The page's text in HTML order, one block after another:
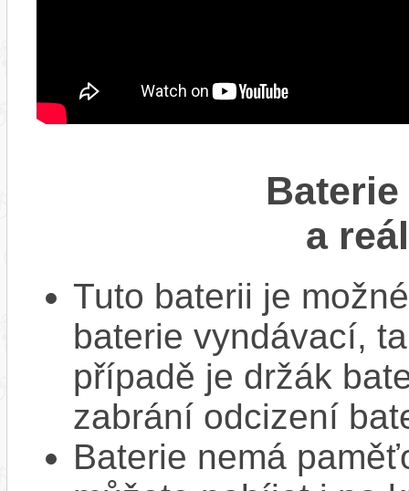
Baterie
a
Tuto baterii je
baterie vyndávací,
případě je držák
zabrání odcizení
Baterie nemá